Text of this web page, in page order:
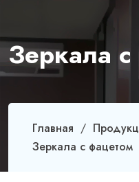
Зеркала
Главная
Зеркала с фацетом